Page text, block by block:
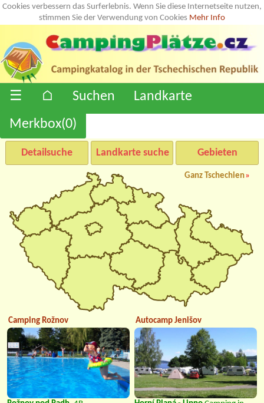
Cookies verbessern das Surferlebnis. Wenn Sie diese Internetseite nutzen,
stimmen Sie der Verwendung von Cookies Mehr Info
☰ ⌂ Suchen
Landkarte
Merkbox(0)
Detailsuche Landkarte suche Gebieten
Ganz Tschechien»
Camping Rožnov Autocamp Jenišov